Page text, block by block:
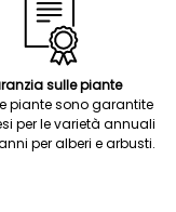
sulle piante
piante sono garantite
per le varietà annuali
per alberi e arbusti.